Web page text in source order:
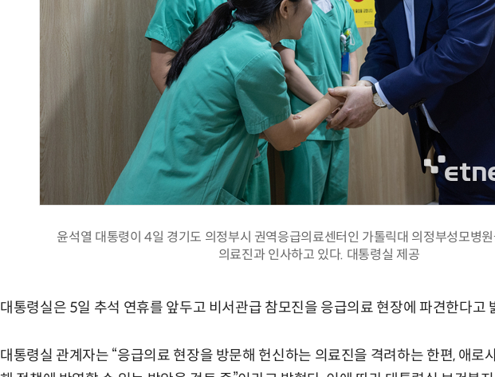
윤석열 대통령이 4일 경기도 의정부시 권역응급의료센터인 가톨릭대 의정부성모병
의료진과 인사하고 있다. 대통령실 제공
대통령실은 5일 추석 연휴를 앞두고 비서관급 참모진을 응급의료 현장에 파견한다고
대통령실 관계자는 “응급의료 현장을 방문해 헌신하는 의료진을 격려하는 한편, 애로